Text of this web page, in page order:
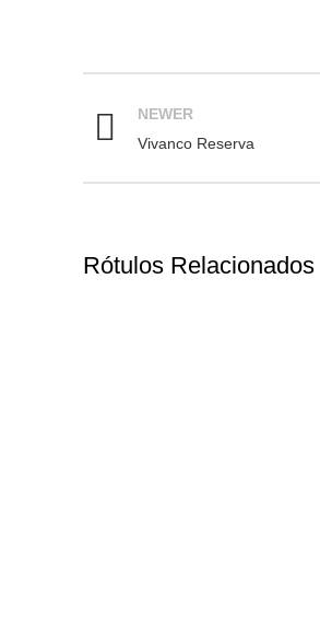
NEWER
Vivanco Reserva
Rótulos Relacionados